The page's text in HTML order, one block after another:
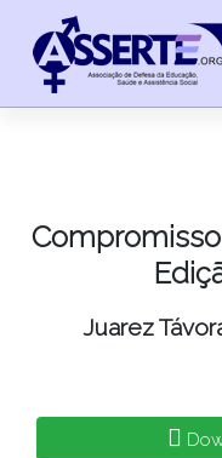
content
Juarez